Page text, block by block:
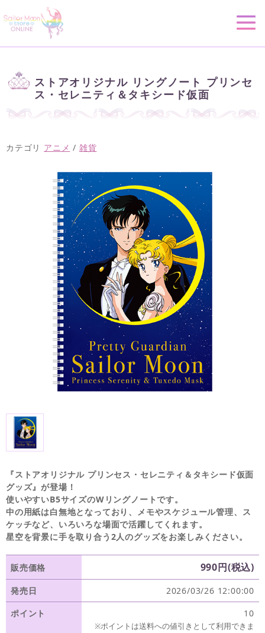
ストアオリジナル リングノート プリンセ
ス・セレニティ＆タキシード仮面
カテゴリ アニメ / 雑貨
『ストアオリジナル プリンセス・セレニティ＆タキシード仮面
グッズ』が登場！
使いやすいB5サイズのWリングノートです。
中の用紙は白無地となっており、メモやスケジュール管理、ス
ケッチなど、いろいろな場面で活躍してくれます。
星空を背景に手を取り合う2人のグッズをお楽しみください。
販売価格 990円(税込)
発売日
2026/03/26 12:00:00
ポイント
10
※ポイントは送料への値引きとして利用できま